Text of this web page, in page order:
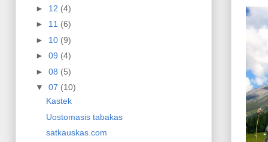
► 12 (4)
► 11 (6)
► 10 (9)
► 09 (4)
► 08 (5)
▼ 07 (10)
Kastek
Uostomasis tabakas
satkauskas.com